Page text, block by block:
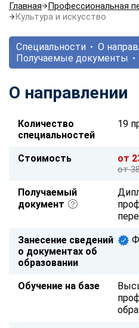
Главная
Профессиональная
Культура и искусство
Специальности
О
Получаемые документы
О направлении
Количество
специальностей
19
Стоимость от
от
Получаемый
документ
Занесение сведений
о документах об
образовании
Обучение на базе